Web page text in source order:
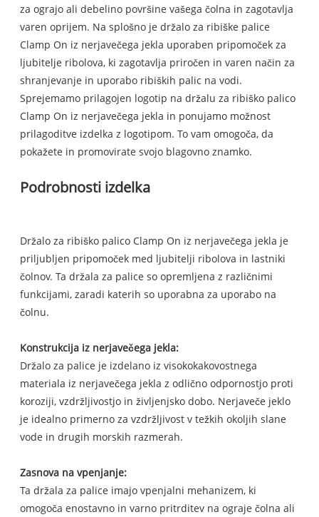
za ograjo ali debelino površine vašega čolna in zagotavlja
varen oprijem. Na splošno je držalo za ribiške palice
Clamp On iz nerjavečega jekla uporaben pripomoček za
ljubitelje ribolova, ki zagotavlja priročen in varen način za
shranjevanje in uporabo ribiških palic na vodi.
Sprejemamo prilagojen logotip na držalu za ribiško palico
Clamp On iz nerjavečega jekla in ponujamo možnost
prilagoditve izdelka z logotipom. To vam omogoča, da
pokažete in promovirate svojo blagovno znamko.
Podrobnosti izdelka
Držalo za ribiško palico Clamp On iz nerjavečega jekla je
priljubljen pripomoček med ljubitelji ribolova in lastniki
čolnov. Ta držala za palice so opremljena z različnimi
funkcijami, zaradi katerih so uporabna za uporabo na
čolnu.
Konstrukcija iz nerjavečega jekla:
Držalo za palice je izdelano iz visokokakovostnega
materiala iz nerjavečega jekla z odlično odpornostjo proti
koroziji, vzdržljivostjo in življenjsko dobo. Nerjaveče jeklo
je idealno primerno za vzdržljivost v težkih okoljih slane
vode in drugih morskih razmerah.
Zasnova na vpenjanje:
Ta držala za palice imajo vpenjalni mehanizem, ki
omogoča enostavno in varno pritrditev na ograje čolna ali